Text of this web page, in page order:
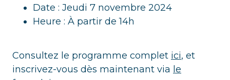
Date : Jeudi 7 novembre 2024
Heure : À partir de 14h
Consultez le programme complet ici, et
inscrivez-vous dès maintenant via le